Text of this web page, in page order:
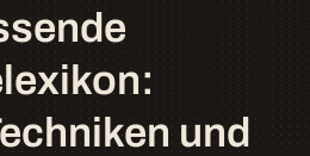
und